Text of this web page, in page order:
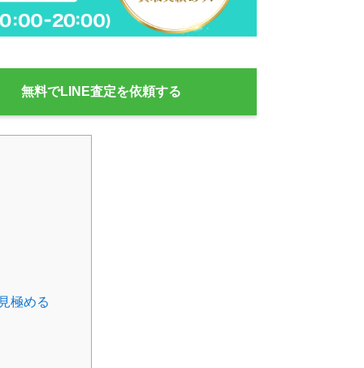
無料でLINE査定を依頼する
極める